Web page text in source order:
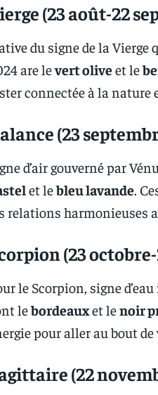
(23 août-22
du signe de la Vierge
are levert oliveet le
connectée à la nature
(23
d’air gouverné par
et lebleu lavande.
relations harmonieuses
(23
le Scorpion, signe
lebordeauxet lenoir
pour aller au bout
(22